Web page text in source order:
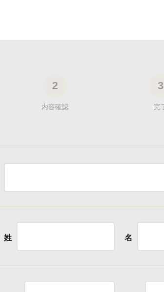
2
内容確認
3
完
姓 名